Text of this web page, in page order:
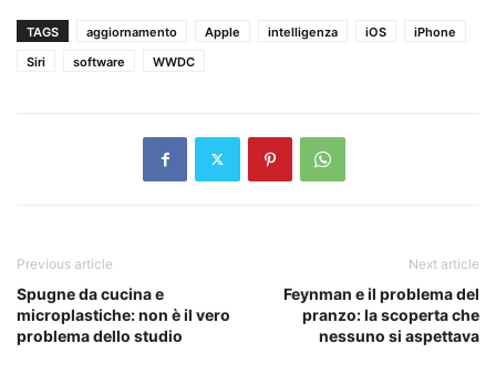
TAGS aggiornamento Apple intelligenza iOS
iPhone
Siri
software WWDC
Previous article
Spugne da cucina e
microplastiche: non è il vero
problema dello studio
Next article
Feynman e il problema del
pranzo: la scoperta che
nessuno si aspettava